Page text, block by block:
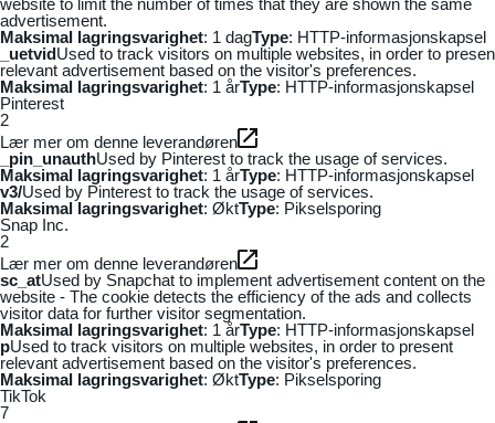
advertisement.
Maksimal lagringsvarighet: 1 dagType: HTTP-informasjonskapsel
_uetvidUsed to track visitors on multiple websites, in order to
relevant advertisement based on the visitor's preferences.
Maksimal lagringsvarighet: 1 årType: HTTP-informasjonskapsel
Pinterest
2
Lær mer om denne leverandøren
_pin_unauthUsed by Pinterest to track the usage of services.
Maksimal lagringsvarighet: 1 årType: HTTP-informasjonskapsel
v3/Used by Pinterest to track the usage of services.
Maksimal lagringsvarighet: ØktType: Pikselsporing
Snap Inc.
2
Lær mer om denne leverandøren
sc_atUsed by Snapchat to implement advertisement content on the
website - The cookie detects the efficiency of the ads and collects
visitor data for further visitor segmentation.
Maksimal lagringsvarighet: 1 årType: HTTP-informasjonskapsel
pUsed to track visitors on multiple websites, in order to present
relevant advertisement based on the visitor's preferences.
Maksimal lagringsvarighet: ØktType: Pikselsporing
TikTok
7